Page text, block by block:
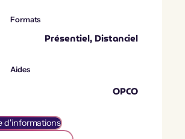
Formats
Présentiel, Distanciel
Aides
OPCO
d'informations